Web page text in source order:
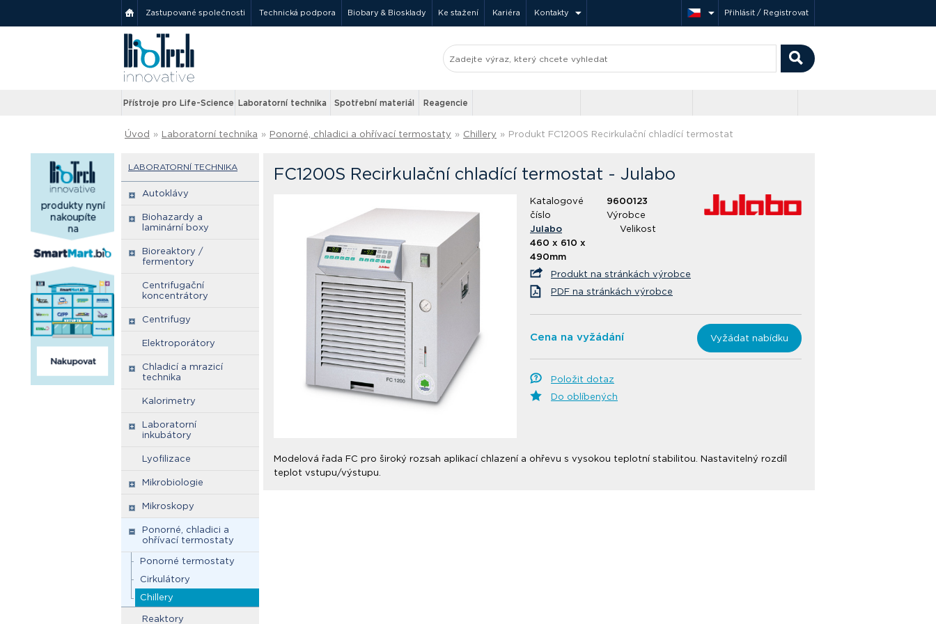
Zastupované společnosti Technická podpora Biobary & Biosklady Ke stažení Kariéra Kontakty Přihlásit / Registrovat
Přístroje pro Life-Science Laboratorní technika Spotřební materiál Reagencie
Úvod » Laboratorní technika » Ponorné, chladici a ohřívací termostaty » Chillery » Produkt FC1200S Recirkulační chladící termostat
LABORATORNÍ TECHNIKA
Autoklávy
Biohazardy a
laminární boxy
Bioreaktory /
fermentory
Centrifugační
koncentrátory
Centrifugy
Elektroporátory
Chladicí a mrazicí
technika
Kalorimetry
Laboratorní
inkubátory
Lyofilizace
Mikrobiologie
Mikroskopy
Ponorné, chladici a
ohřívací termostaty
Ponorné termostaty
Cirkulátory
Chillery
Reaktory
FC1200S Recirkulační chladící termostat - Julabo
Katalogové
číslo
9600123
Výrobce
Julabo
Velikost
460 x 610 x
490mm
Produkt na stránkách výrobce
PDF na stránkách výrobce
Cena na vyžádání Vyžádat nabídku
Položit dotaz
Do oblíbených
Modelová řada FC pro široký rozsah aplikací chlazení a ohřevu s vysokou teplotní stabilitou. Nastavitelný rozdíl
teplot vstupu/výstupu.